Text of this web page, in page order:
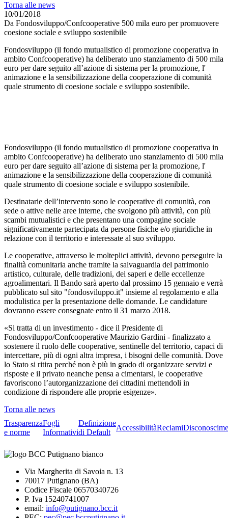
Torna alle news
10/01/2018
Da Fondosviluppo/Confcooperative 500 mila euro per promuovere
coesione sociale e sviluppo sostenibile
Fondosviluppo (il fondo mutualistico di promozione cooperativa in
ambito Confcooperative) ha deliberato uno stanziamento di 500 mila
euro per dare seguito all’azione di sistema per la promozione, l'
animazione e la sensibilizzazione della cooperazione di comunità
quale strumento di coesione sociale e sviluppo sostenibile.
Fondosviluppo (il fondo mutualistico di promozione cooperativa in
ambito Confcooperative) ha deliberato uno stanziamento di 500 mila
euro per dare seguito all’azione di sistema per la promozione, l'
animazione e la sensibilizzazione della cooperazione di comunità
quale strumento di coesione sociale e sviluppo sostenibile.
Destinatarie dell’intervento sono le cooperative di comunità, con
sede o attive nelle aree interne, che svolgono più attività, con più
scambi mutualistici e che presentano una compagine sociale
significativamente partecipata da persone fisiche e/o giuridiche in
relazione con il territorio e interessate al suo sviluppo.
Le cooperative, attraverso le molteplici attività, devono perseguire la
finalità comunitaria anche tramite la salvaguardia del patrimonio
artistico, culturale, delle tradizioni, dei saperi e delle eccellenze
agroalimentari. Il Bando sarà aperto dal prossimo 15 gennaio e verrà
pubblicato sul sito "fondosviluppo.it" insieme al regolamento e alla
modulistica per la presentazione delle domande. Le candidature
dovranno essere consegnate entro il 31 marzo 2018.
«Si tratta di un investimento - dice il Presidente di
Fondosviluppo/Confcooperative Maurizio Gardini - finalizzato a
sostenere il ruolo delle cooperative, sentinelle del territorio, capaci di
intercettare, più di ogni altra impresa, i bisogni delle comunità. Dove
lo Stato si ritira perché non è più in grado di organizzare servizi e
risposte e il privato neanche pensa a cimentarsi, le cooperative
favoriscono l’autorganizzazione dei cittadini mettendoli in
condizione di rispondere alle proprie esigenze».
Torna alle news
Trasparenza
e norme
Fogli
Informativi
Definizione
di Default
AccessibilitàReclami
Via Margherita di Savoia n. 13
70017 Putignano (BA)
Codice Fiscale 06570340726
P. Iva 15240741007
email: info@putignano.bcc.it